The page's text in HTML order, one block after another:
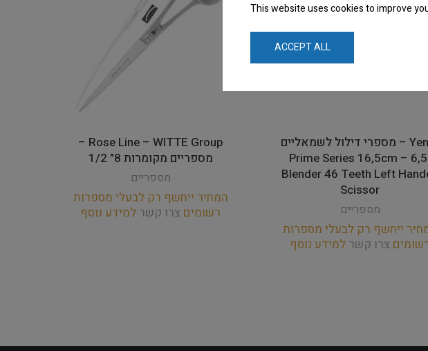
Yento – מספרי דילול לשמאליים
Prime Series 16,5cm –
Blender 46 Teeth Left
Scissor
מספריים
ייחשף רק לבעלי מספרות
צרו קשר למידע נוסף
Rose Line – WITTE Group –
מספריים מקומרות 8" 1/2
מספריים
המחיר ייחשף רק לבעלי מספרות
רשומים צרו קשר למידע נוסף
This website uses cookies to improve
ACCEPT ALL